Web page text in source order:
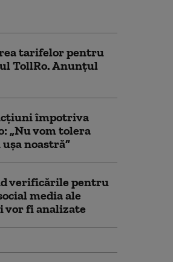
tarifelor pentru
TollRo. Anunțul
împotriva
„Nu vom tolera
noastră”
verificările pentru
media ale
fi analizate